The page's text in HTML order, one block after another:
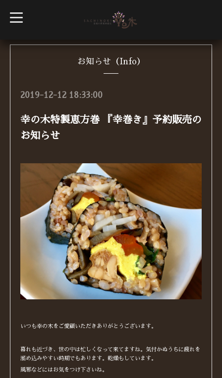
t
o
l
お知らせ（Info）
2019-12-12 18:33:00
幸の木特製恵方巻 『幸巻き』予約販売の
お知らせ
いつも幸の木をご愛顧いただきありがとうございます。
暮れも近づき、世の中は忙しくなって来てますね。気付かぬうちに疲れを
溜め込みやすい時期でもあります。乾燥もしています。
風邪などにはお気をつけ下さいね。